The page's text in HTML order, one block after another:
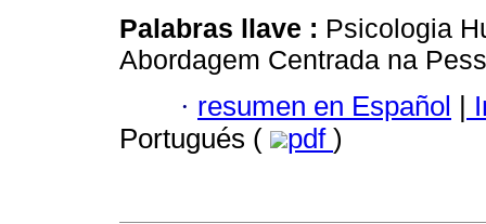
Palabras llave : Psicologia
Abordagem Centrada na
· resumen en Español |
Portugués (
pdf )